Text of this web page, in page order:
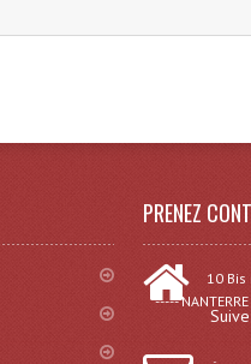
PRENEZ
10
-----